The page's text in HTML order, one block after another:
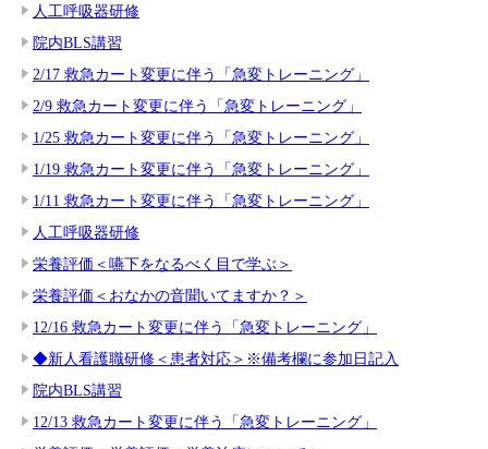
人工呼吸器研修
院内BLS講習
2/17 救急カート変更に伴う「急変トレーニング」
2/9 救急カート変更に伴う「急変トレーニング」
1/25 救急カート変更に伴う「急変トレーニング」
1/19 救急カート変更に伴う「急変トレーニング」
1/11 救急カート変更に伴う「急変トレーニング」
人工呼吸器研修
栄養評価＜嚥下をなるべく目で学ぶ＞
栄養評価＜おなかの音聞いてますか？＞
12/16 救急カート変更に伴う「急変トレーニング」
◆新人看護職研修＜患者対応＞※備考欄に参加日記入
院内BLS講習
12/13 救急カート変更に伴う「急変トレーニング」